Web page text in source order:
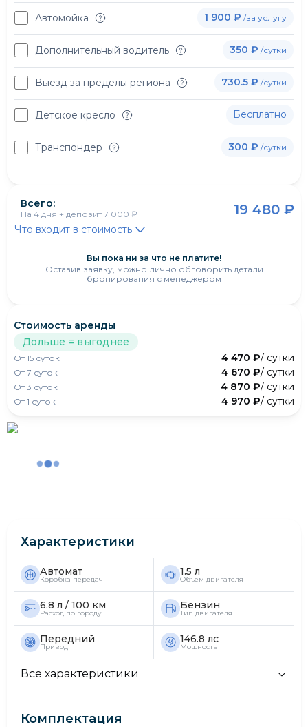
Автомойка 1 900 ₽ /за услугу
Дополнительный водитель 350 ₽ /сутки
Выезд за пределы региона 730.5 ₽ /сутки
Детское кресло Бесплатно
Транспондер 300 ₽ /сутки
Всего:
На 4 дня + депозит7 000 ₽ 19 480 ₽
Что входит в стоимость
Вы пока ни за что не платите!
Оставив заявку, можно лично обговорить детали
бронирования с менеджером
Стоимость аренды
Дольше = выгоднее
От15 суток 4 470 ₽/ сутки
От7 суток 4 670 ₽/ сутки
От3 суток 4 870 ₽/ сутки
От1 суток 4 970 ₽/ сутки
Характеристики
Автомат
Коробка передач
1.5 л
Объем двигателя
6.8 л / 100 км
Расход по городу
Бензин
Тип двигателя
Передний
Привод
146.8 лс
Мощность
Все характеристики
Комплектация